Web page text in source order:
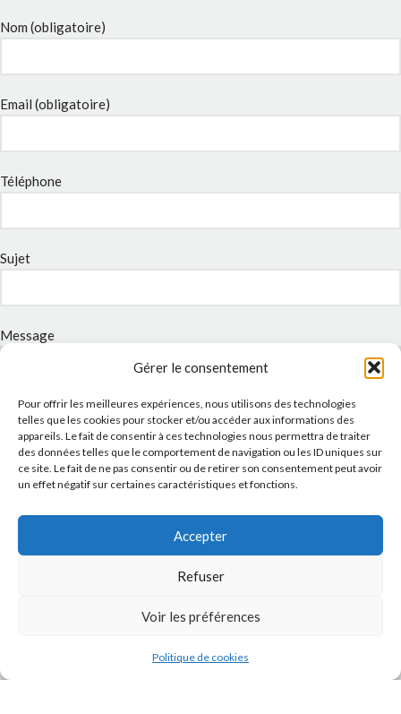
Gérer le consentement
Pour offrir les meilleures expériences, nous utilisons des technologies
telles que les cookies pour stocker et/ou accéder aux informations des
appareils. Le fait de consentir à ces technologies nous permettra de traiter
des données telles que le comportement de navigation ou les ID uniques sur
ce site. Le fait de ne pas consentir ou de retirer son consentement peut avoir
un effet négatif sur certaines caractéristiques et fonctions.
Accepter
Refuser
Voir les préférences
Politique de cookies
Nom (obligatoire)
Email (obligatoire)
Téléphone
Sujet
Message
Politique de confidentialité